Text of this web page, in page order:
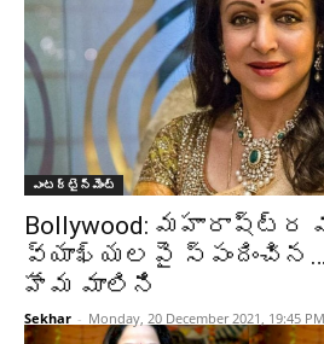
ఎంటర్టైన్మెంట్
Bollywood: మహారాష్ట్ర
వ్యాఖ్యలపై
హేమ మాలిని
Sekhar - Monday, 20 December 2021, 19:45 PM